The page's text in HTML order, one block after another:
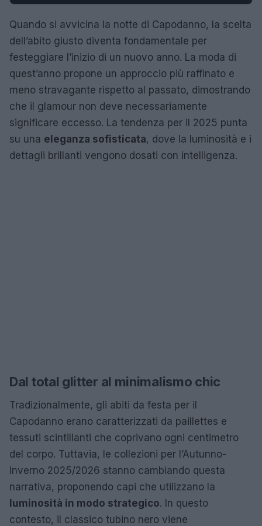
Quando si avvicina la notte di Capodanno, la scelta
dell’abito giusto diventa fondamentale per
festeggiare l’inizio di un nuovo anno. La moda di
quest’anno propone un approccio più raffinato e
meno stravagante rispetto al passato, dimostrando
che il glamour non deve necessariamente
significare eccesso. La tendenza per il 2025 punta
su una eleganza sofisticata, dove la luminosità e i
dettagli brillanti vengono dosati con intelligenza.
Dal total glitter al minimalismo chic
Tradizionalmente, gli abiti da festa per il
Capodanno erano caratterizzati da paillettes e
tessuti scintillanti che coprivano ogni centimetro
del corpo. Tuttavia, le collezioni per l’Autunno-
Inverno 2025/2026 stanno cambiando questa
narrativa, proponendo capi che utilizzano la
luminosità in modo strategico. In questo
contesto, il classico tubino nero viene